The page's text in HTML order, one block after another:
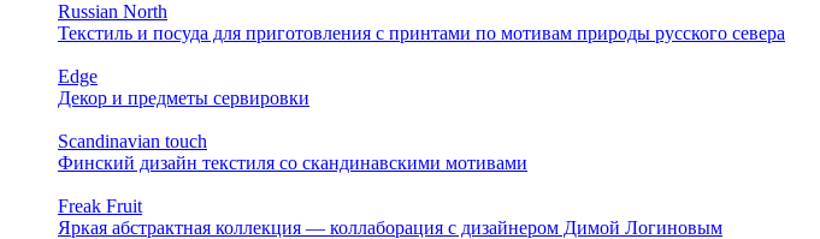
Russian North
Текстиль и посуда для приготовления с принтами по мотивам природы русского севера
Edge
Декор и предметы сервировки
Scandinavian touch
Финский дизайн текстиля со скандинавскими мотивами
Freak Fruit
Яркая абстрактная коллекция — коллаборация с дизайнером Димой Логиновым